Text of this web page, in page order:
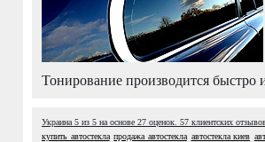
Тонирование производится быстро
Украина 5 из 5 на основе 27 оценок. 57 клиентских
купить автостекла продажа автостекла автостекла киев